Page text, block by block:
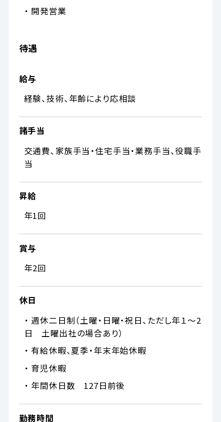
・ 開発営業
待遇
給与
経験、技術、年齢により応相談
諸手当
交通費、家族手当・住宅手当・業務手当、役職手
当
昇給
年1回
賞与
年2回
休日
・ 週休二日制（土曜・日曜・祝日、ただし年１～2
日 土曜出社の場合あり）
・ 有給休暇、夏季・年末年始休暇
・ 育児休暇
・ 年間休日数 127日前後
勤務時間